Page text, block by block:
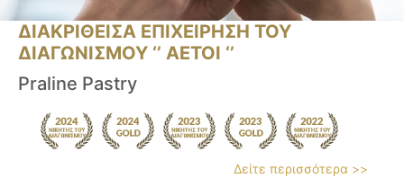
ΔΙΑΚΡΙΘΕΙΣΑ ΕΠΙΧΕΙΡΗΣΗ ΤΟΥ
ΔΙΑΓΩΝΙΣΜΟΥ ‘’ ΑΕΤΟΙ ‘’
Praline Pastry
Δείτε περισσότερα >>